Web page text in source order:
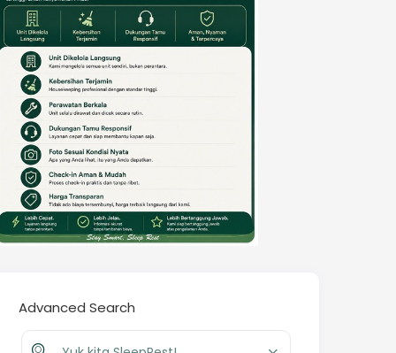
Advanced Search